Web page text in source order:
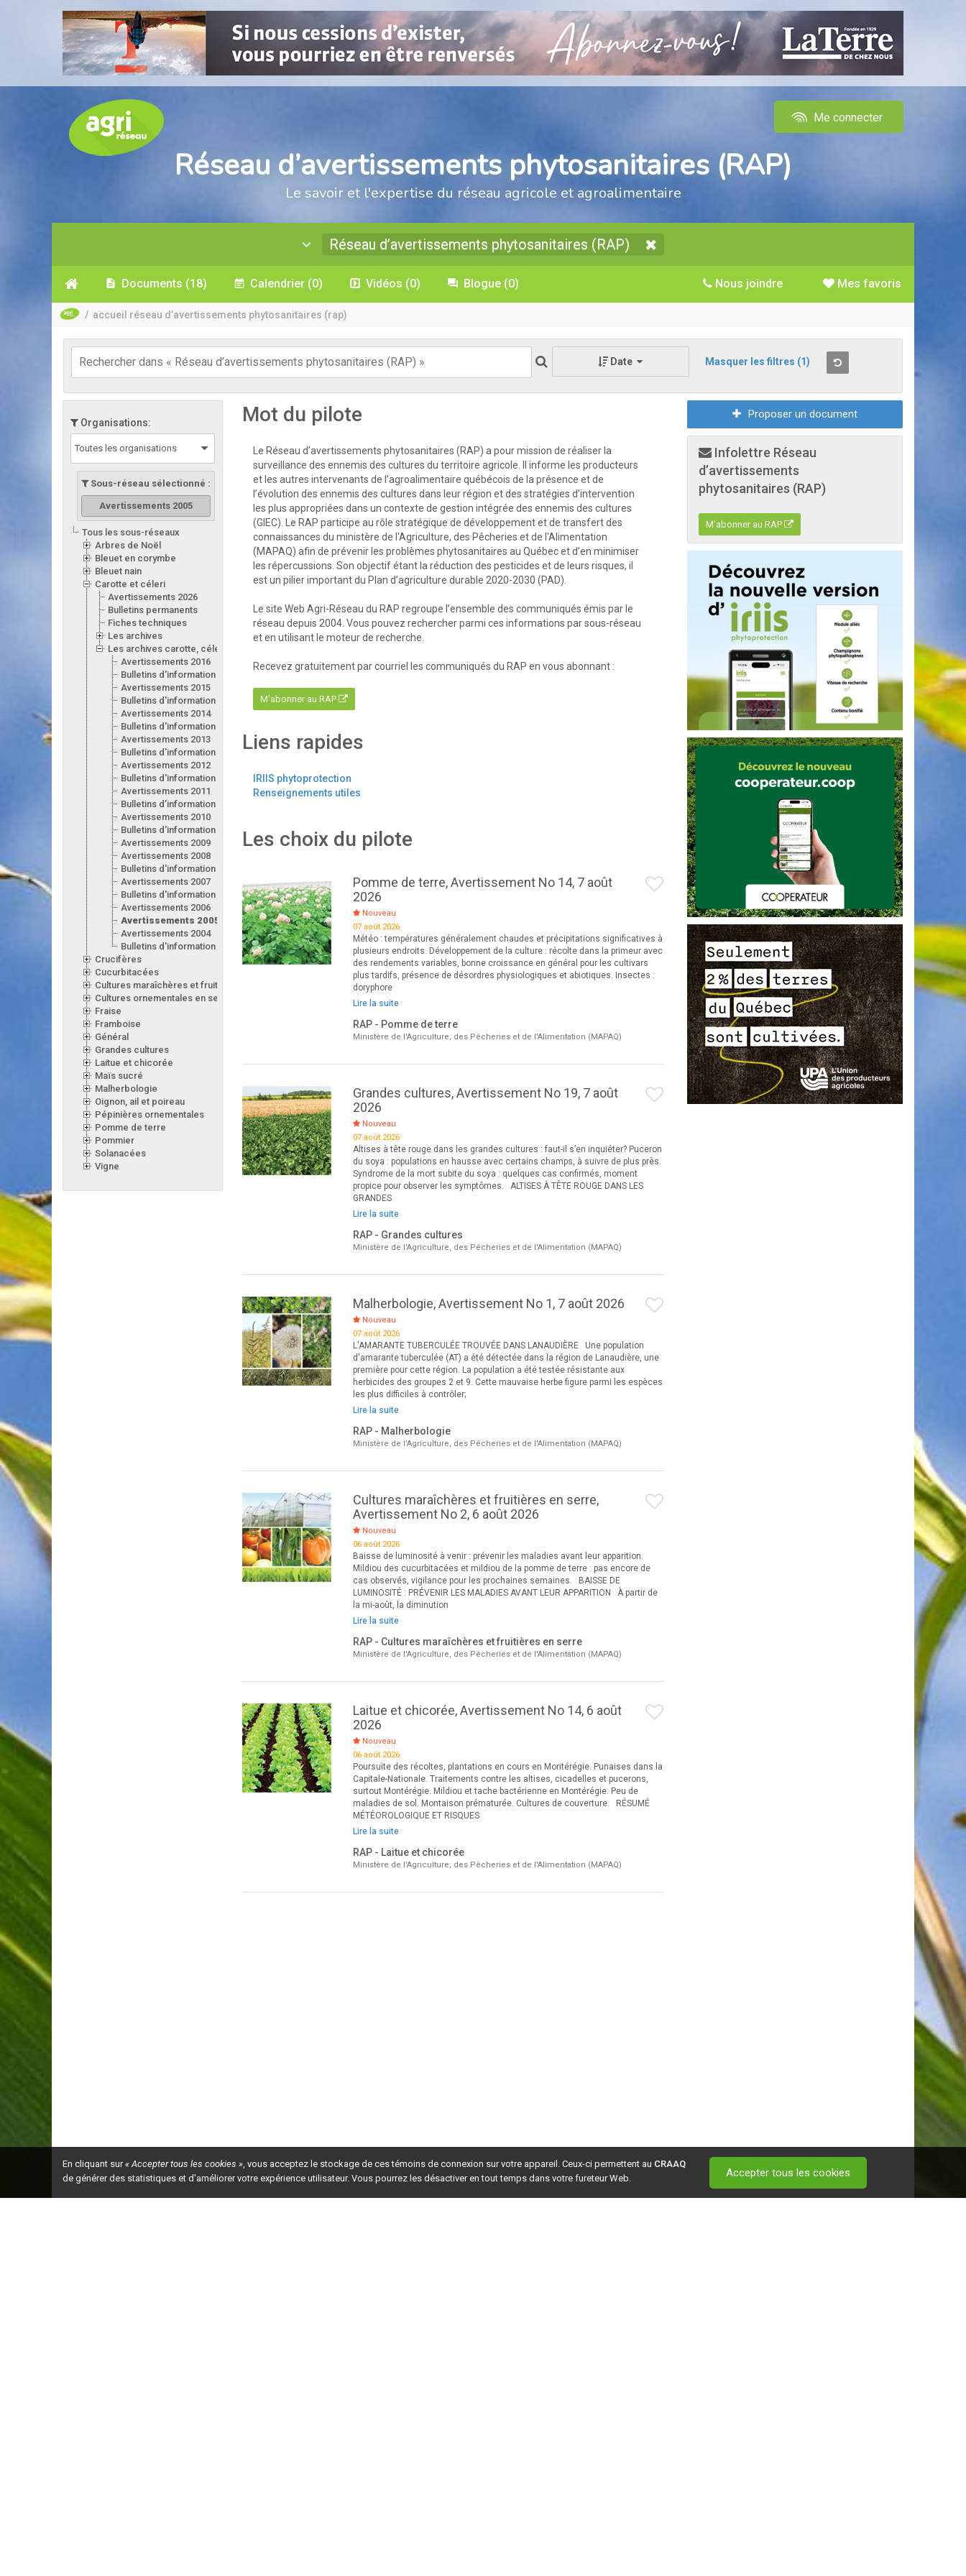
Me connecter
Réseau d’avertissements phytosanitaires (RAP)
Le savoir et l'expertise du réseau agricole et agroalimentaire
Réseau d’avertissements phytosanitaires (RAP)
Documents (18) Calendrier (0) Vidéos (0) Blogue (0) Mes favoris
Nous joindre
/ accueil réseau d’avertissements phytosanitaires (rap)
Date Masquer les filtres (1)
Organisations:
Toutes les organisations
Sous-réseau sélectionné :
Avertissements 2005
Tous les sous-réseaux
Arbres de Noël
Bleuet en corymbe
Bleuet nain
Carotte et céleri
Avertissements 2026
Bulletins permanents
Fiches techniques
Les archives
Les archives carotte, céleri, laitue, oignon, poireau et ail
Avertissements 2016
Bulletins d'information 2016
Avertissements 2015
Bulletins d'information 2015
Avertissements 2014
Bulletins d'information 2014
Avertissements 2013
Bulletins d'information 2013
Avertissements 2012
Bulletins d'information 2012
Avertissements 2011
Bulletins d’information 2011
Avertissements 2010
Bulletins d'information 2010
Avertissements 2009
Avertissements 2008
Bulletins d'information 2008
Avertissements 2007
Bulletins d'information 2007
Avertissements 2006
Avertissements 2005
Avertissements 2004
Bulletins d'information 2004
Crucifères
Cucurbitacées
Cultures maraîchères et fruitières en serre
Cultures ornementales en serre
Fraise
Framboise
Général
Grandes cultures
Laitue et chicorée
Maïs sucré
Malherbologie
Oignon, ail et poireau
Pépinières ornementales
Pomme de terre
Pommier
Solanacées
Vigne
Mot du pilote
Le Réseau d’avertissements phytosanitaires (RAP) a pour mission de réaliser la
surveillance des ennemis des cultures du territoire agricole. Il informe les producteurs
et les autres intervenants de l’agroalimentaire québécois de la présence et de
l’évolution des ennemis des cultures dans leur région et des stratégies d’intervention
les plus appropriées dans un contexte de gestion intégrée des ennemis des cultures
(GIEC). Le RAP participe au rôle stratégique de développement et de transfert des
connaissances du ministère de l'Agriculture, des Pêcheries et de l'Alimentation
(MAPAQ) afin de prévenir les problèmes phytosanitaires au Québec et d’en minimiser
les répercussions. Son objectif étant la réduction des pesticides et de leurs risques, il
est un pilier important du Plan d’agriculture durable 2020-2030 (PAD).
Le site Web Agri-Réseau du RAP regroupe l’ensemble des communiqués émis par le
réseau depuis 2004. Vous pouvez rechercher parmi ces informations par sous-réseau
et en utilisant le moteur de recherche.
Recevez gratuitement par courriel les communiqués du RAP en vous abonnant :
M'abonner au RAP
Liens rapides
IRIIS phytoprotection
Renseignements utiles
Les choix du pilote
Pomme de terre, Avertissement No 14, 7 août
2026
Nouveau
07 août 2026
Météo : températures généralement chaudes et précipitations significatives à
plusieurs endroits. Développement de la culture : récolte dans la primeur avec
des rendements variables, bonne croissance en général pour les cultivars
plus tardifs, présence de désordres physiologiques et abiotiques. Insectes :
doryphore
Lire la suite
RAP - Pomme de terre
Ministère de l'Agriculture, des Pêcheries et de l'Alimentation (MAPAQ)
Grandes cultures, Avertissement No 19, 7 août
2026
Nouveau
07 août 2026
Altises à tête rouge dans les grandes cultures : faut-il s’en inquiéter? Puceron
du soya : populations en hausse avec certains champs, à suivre de plus près.
Syndrome de la mort subite du soya : quelques cas confirmés, moment
propice pour observer les symptômes. ALTISES À TÊTE ROUGE DANS LES
GRANDES
Lire la suite
RAP - Grandes cultures
Ministère de l'Agriculture, des Pêcheries et de l'Alimentation (MAPAQ)
Malherbologie, Avertissement No 1, 7 août 2026
Nouveau
07 août 2026
L'AMARANTE TUBERCULÉE TROUVÉE DANS LANAUDIÈRE Une population
d'amarante tuberculée (AT) a été détectée dans la région de Lanaudière, une
première pour cette région. La population a été testée résistante aux
herbicides des groupes 2 et 9. Cette mauvaise herbe figure parmi les espèces
les plus difficiles à contrôler;
Lire la suite
RAP - Malherbologie
Ministère de l'Agriculture, des Pêcheries et de l'Alimentation (MAPAQ)
Cultures maraîchères et fruitières en serre,
Avertissement No 2, 6 août 2026
Nouveau
06 août 2026
Baisse de luminosité à venir : prévenir les maladies avant leur apparition.
Mildiou des cucurbitacées et mildiou de la pomme de terre : pas encore de
cas observés, vigilance pour les prochaines semaines. BAISSE DE
LUMINOSITÉ : PRÉVENIR LES MALADIES AVANT LEUR APPARITION À partir de
la mi-août, la diminution
Lire la suite
RAP - Cultures maraîchères et fruitières en serre
Ministère de l'Agriculture, des Pêcheries et de l'Alimentation (MAPAQ)
Laitue et chicorée, Avertissement No 14, 6 août
2026
Nouveau
06 août 2026
Poursuite des récoltes, plantations en cours en Montérégie. Punaises dans la
Capitale-Nationale. Traitements contre les altises, cicadelles et pucerons,
surtout Montérégie. Mildiou et tache bactérienne en Montérégie. Peu de
maladies de sol. Montaison prématurée. Cultures de couverture. RÉSUMÉ
MÉTÉOROLOGIQUE ET RISQUES
Lire la suite
RAP - Laitue et chicorée
Ministère de l'Agriculture, des Pêcheries et de l'Alimentation (MAPAQ)
Proposer un document
Infolettre Réseau
d’avertissements
phytosanitaires (RAP)
M'abonner au RAP
En cliquant sur« Accepter tous les cookies », vous acceptez le stockage de ces témoins de connexion sur votre appareil. Ceux-ci permettent au CRAAQ
de générer des statistiques et d'améliorer votre expérience utilisateur. Vous pourrez les désactiver en tout temps dans votre fureteur Web.
Accepter tous les cookies